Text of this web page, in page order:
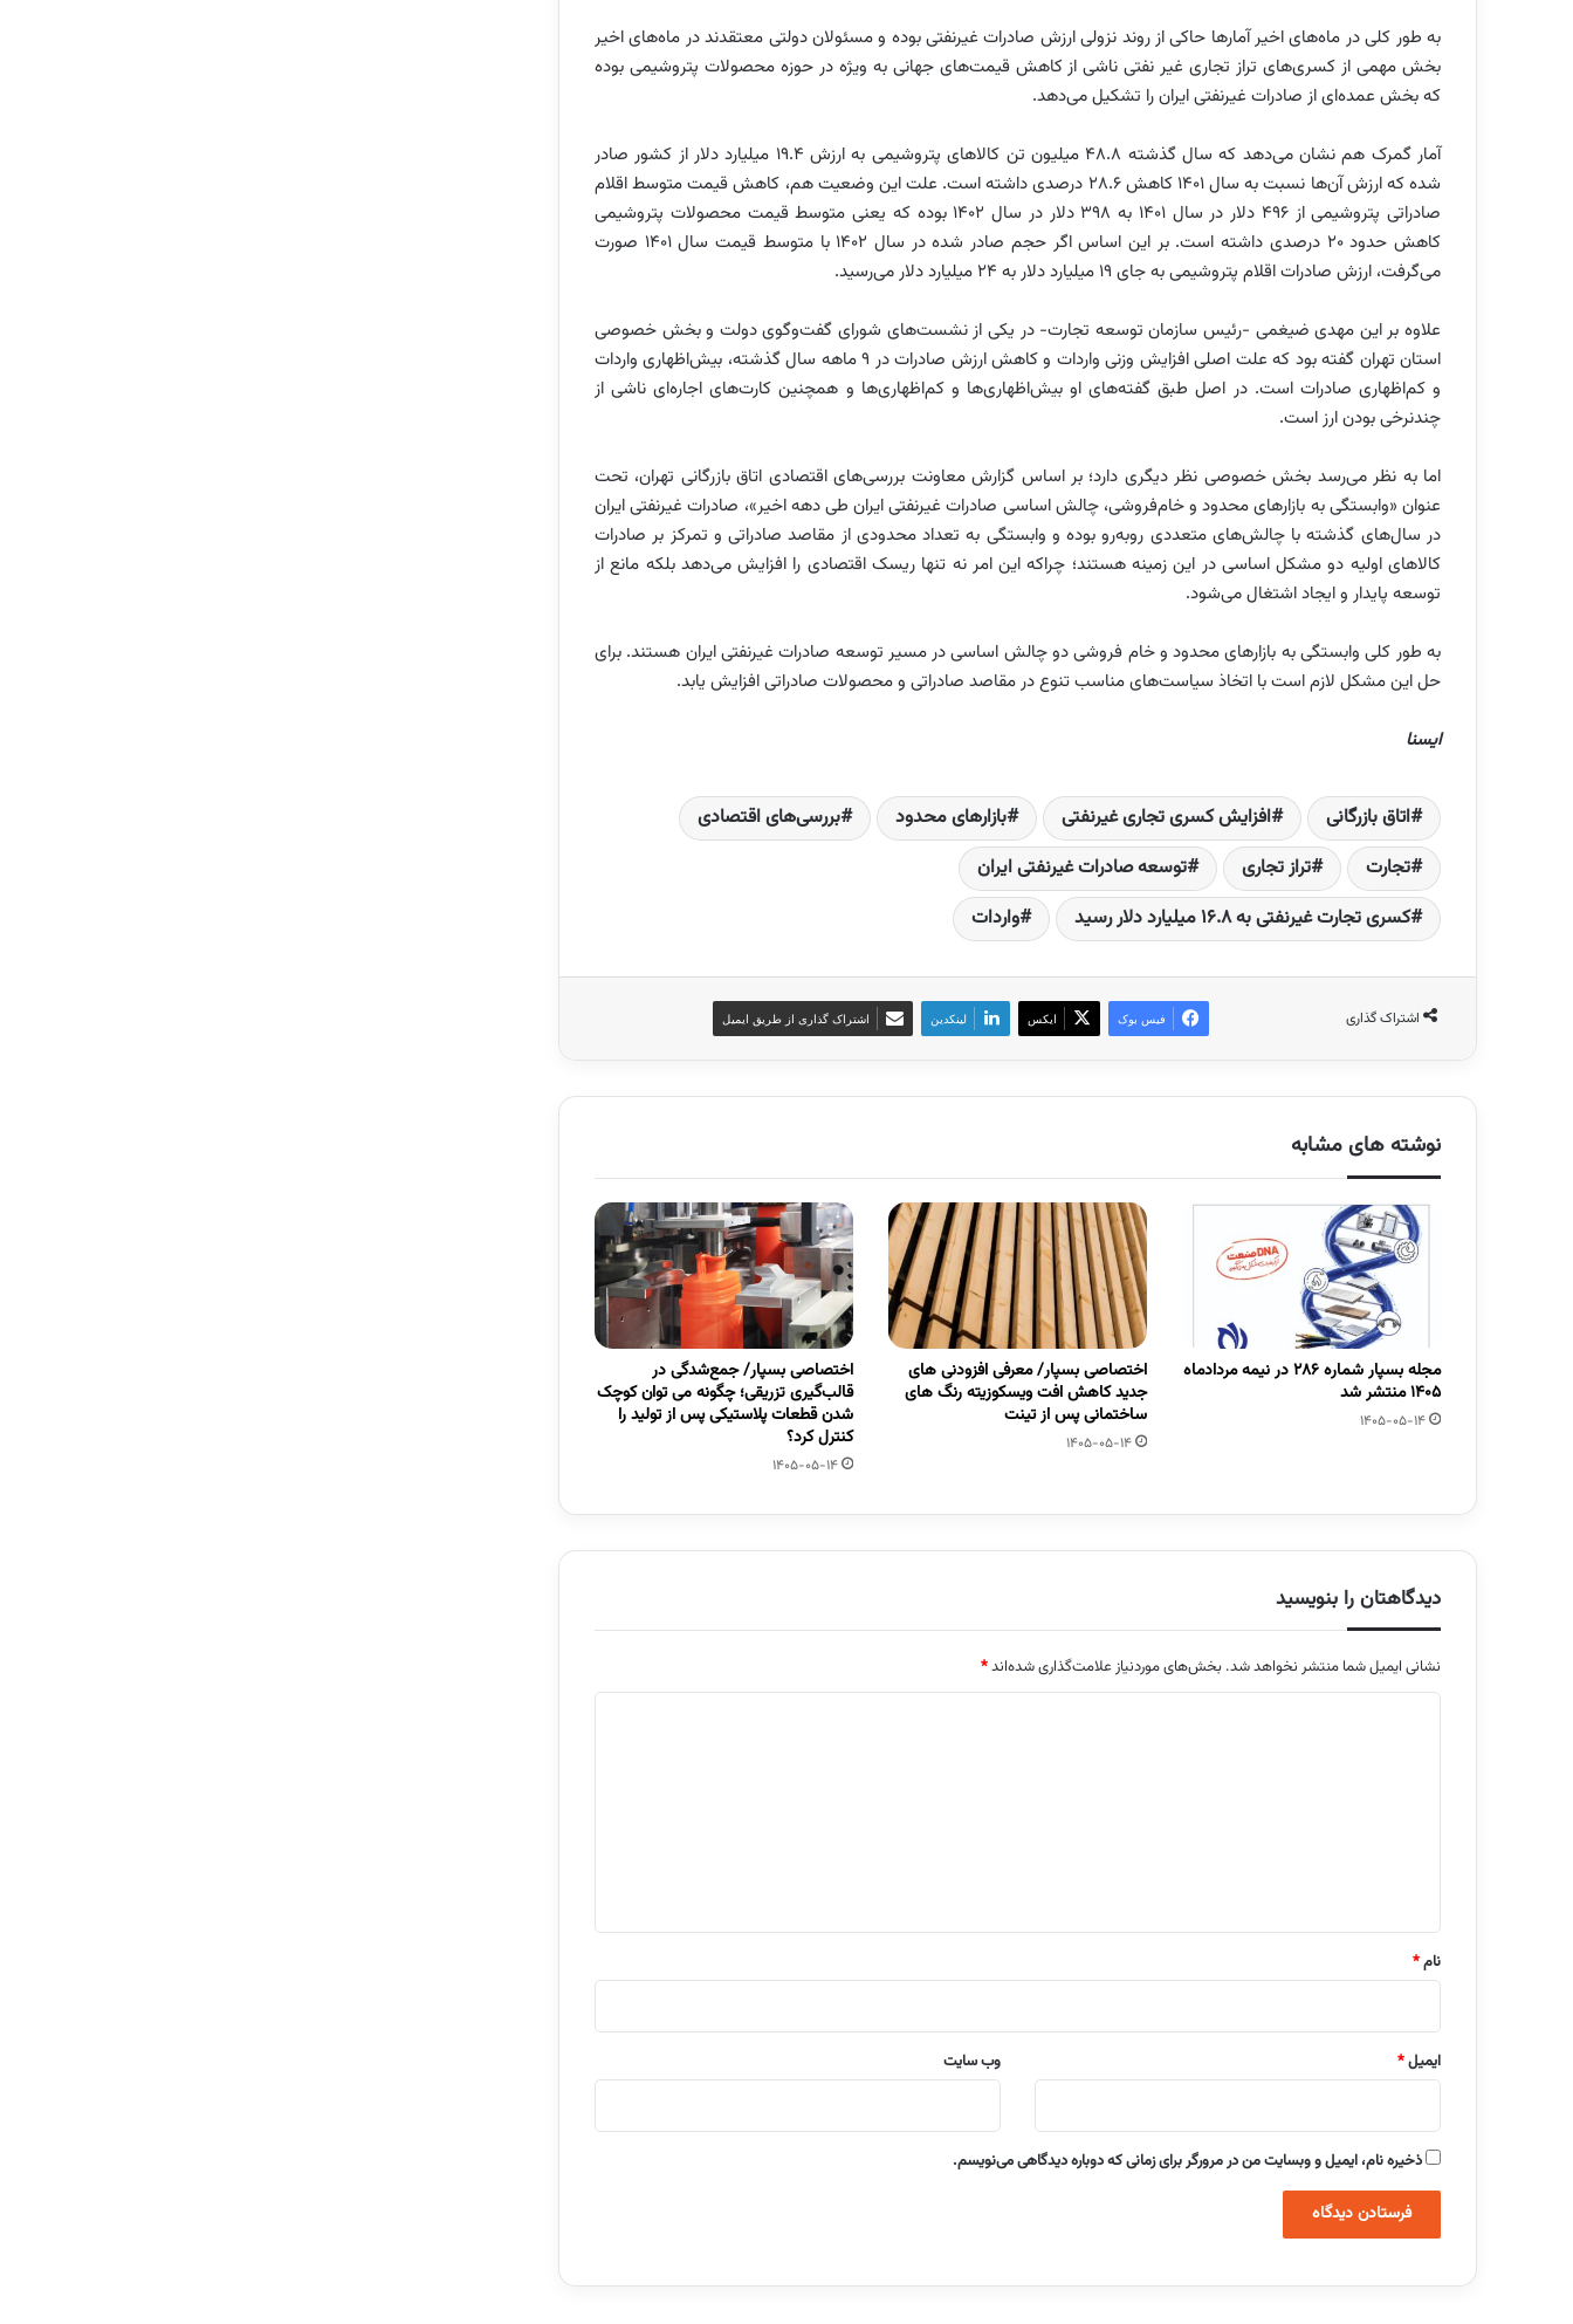
به طور کلی در ماه‌های اخیر آمارها حاکی از روند نزولی ارزش صادرات غیرنفتی بوده و مسئولان دولتی معتقدند در ماه‌های اخیر
بخش مهمی از کسری‌های تراز تجاری غیر نفتی ناشی از کاهش قیمت‌های جهانی به ویژه در حوزه محصولات پتروشیمی بوده
که بخش عمده‌ای از صادرات غیرنفتی ایران را تشکیل می‌دهد.
آمار گمرک هم نشان می‌دهد که سال گذشته ۴۸.۸ میلیون تن کالاهای پتروشیمی به ارزش ۱۹.۴ میلیارد دلار از کشور صادر
شده که ارزش آن‌ها نسبت به سال ۱۴۰۱ کاهش ۲۸.۶ درصدی داشته است. علت این وضعیت هم، کاهش قیمت متوسط اقلام
صادراتی پتروشیمی از ۴۹۶ دلار در سال ۱۴۰۱ به ۳۹۸ دلار در سال ۱۴۰۲ بوده که یعنی متوسط قیمت محصولات پتروشیمی
کاهش حدود ۲۰ درصدی داشته است. بر این اساس اگر حجم صادر شده در سال ۱۴۰۲ با متوسط قیمت سال ۱۴۰۱ صورت
می‌گرفت، ارزش صادرات اقلام پتروشیمی به جای ۱۹ میلیارد دلار به ۲۴ میلیارد دلار می‌رسید.
علاوه بر این مهدی ضیغمی -رئیس سازمان توسعه تجارت- در یکی از نشست‌های شورای گفت‌وگوی دولت و بخش خصوصی
استان تهران گفته بود که علت اصلی افزایش وزنی واردات و کاهش ارزش صادرات در ۹ ماهه سال گذشته، بیش‌اظهاری واردات
و کم‌اظهاری صادرات است. در اصل طبق گفته‌های او بیش‌اظهاری‌ها و کم‌اظهاری‌ها و همچنین کارت‌های اجاره‌ای ناشی از
چندنرخی بودن ارز است.
اما به نظر می‌رسد بخش خصوصی نظر دیگری دارد؛ بر اساس گزارش معاونت بررسی‌های اقتصادی اتاق بازرگانی تهران، تحت
عنوان «وابستگی به بازارهای محدود و خام‌فروشی، چالش‌ اساسی‌ صادرات غیرنفتی‌ ایران طی دهه اخیر»، صادرات غیرنفتی ایران
در سال‌های گذشته با چالش‌های متعددی روبه‌رو بوده و وابستگی به تعداد محدودی از مقاصد صادراتی و تمرکز بر صادرات
کالاهای اولیه دو مشکل اساسی در این زمینه هستند؛ چراکه این امر نه تنها ریسک اقتصادی را افزایش می‌دهد بلکه مانع از
توسعه پایدار و ایجاد اشتغال می‌شود.
به طور کلی وابستگی به بازارهای محدود و خام فروشی دو چالش اساسی در مسیر توسعه صادرات غیرنفتی ایران هستند. برای
حل این مشکل لازم است با اتخاذ سیاست‌های مناسب تنوع در مقاصد صادراتی و محصولات صادراتی افزایش یابد.
ایسنا
اتاق بازرگانی افزایش کسری تجاری غیرنفتی بازارهای محدود
بررسی‌های اقتصادی
تجارت
تراز تجاری
توسعه صادرات غیرنفتی ایران
کسری تجارت غیرنفتی به ۱۶.۸ میلیارد دلار رسید
واردات
اشتراک گذاری فیس بوک ایکس لینکدین اشتراک گذاری از طریق ایمیل
نوشته های مشابه
مجله بسپار شماره 286 در نیمه مردادماه
1405 منتشر شد
1405-05-14
اختصاصی بسپار/ معرفی افزودنی های
جدید کاهش افت ویسکوزیته رنگ های
ساختمانی پس از تینت
1405-05-14
اختصاصی بسپار/ جمع‌شدگی در
قالب‌گیری تزریقی؛ چگونه می توان کوچک
شدن قطعات پلاستیکی پس از تولید را
کنترل کرد؟
1405-05-14
دیدگاهتان را بنویسید
نشانی ایمیل شما منتشر نخواهد شد. بخش‌های موردنیاز علامت‌گذاری شده‌اند*
نام*
ایمیل* وب‌ سایت
ذخیره نام، ایمیل و وبسایت من در مرورگر برای زمانی که دوباره دیدگاهی می‌نویسم.